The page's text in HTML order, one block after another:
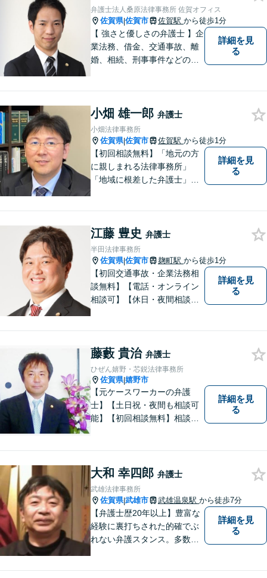
す。ぜひお気軽にご相談くだ
さい！【プライバシー完備】
弁護士法人桑原法律事務所 佐賀オフィス
佐賀県|佐賀市 佐賀駅 から徒歩1分
【 強さと優しさの弁護士 】企
業法務、借金、交通事故、離
婚、相続、刑事事件などのご
なリーガルサービスを提供い
たします。
詳細を見
る
小畑 雄一郎 弁護士
小畑法律事務所
佐賀県|佐賀市 佐賀駅 から徒歩1分
【初回相談無料】「地元の方
に親しまれる法律事務所」
「地域に根差した弁護士」を
など幅広く対応しております
ので、まずはお気軽にご相談
下さい。【JR佐賀駅1分】
【子連れ相談可】
詳細を見
る
江藤 豊史 弁護士
半田法律事務所
佐賀県|佐賀市 麹町駅 から徒歩1分
【初回交通事故・企業法務相
談無料】【電話・オンライン
相談可】【休日・夜間相談
詳細を見
る
藤藪 貴治 弁護士
ひぜん嬉野・芯鋭法律事務所
佐賀県|嬉野市
【元ケースワーカーの弁護
士】【土日祝・夜間も相談可
能】【初回相談無料】相談者
題／交通事故／債務整理／労
働問題など幅広く対応可能で
す。
詳細を見
る
大和 幸四郎 弁護士
武雄法律事務所
佐賀県|武雄市 武雄温泉駅 から徒歩7分
【弁護士歴20年以上】豊富な
経験に裏打ちされた的確でぶ
れない弁護スタンス。多数の
詳細を見
る